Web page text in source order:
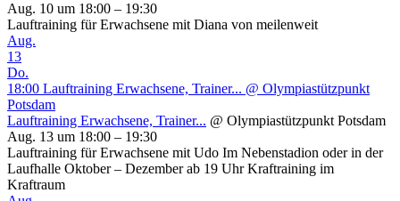
Aug. 10 um 18:00 – 19:30
Lauftraining für Erwachsene mit Diana von meilenweit
Aug.
13
Do.
18:00 Lauftraining Erwachsene, Trainer... @ Olympiastützpunkt
Potsdam
Lauftraining Erwachsene, Trainer... @ Olympiastützpunkt Potsdam
Aug. 13 um 18:00 – 19:30
Lauftraining für Erwachsene mit Udo Im Nebenstadion oder in der
Laufhalle Oktober – Dezember ab 19 Uhr Kraftraining im
Kraftraum